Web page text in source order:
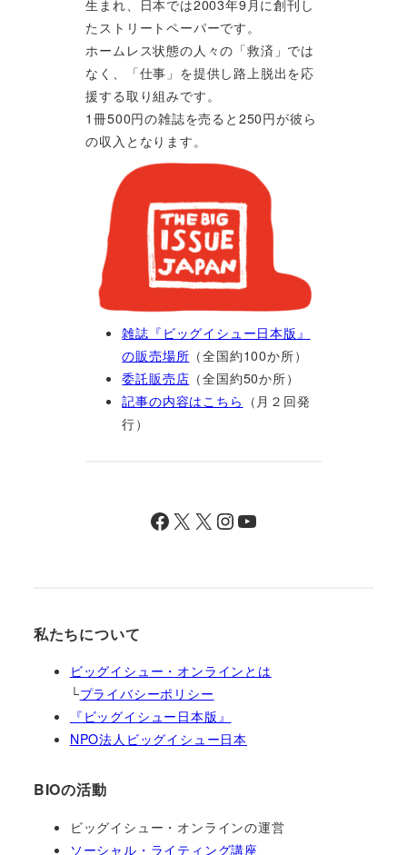
生まれ、日本では2003年9月に創刊し
たストリートペーパーです。
ホームレス状態の人々の「救済」では
なく、「仕事」を提供し路上脱出を応
援する取り組みです。
1冊500円の雑誌を売ると250円が彼ら
の収入となります。
雑誌『ビッグイシュー日本版』
の販売場所 （全国約100か所）
委託販売店 （全国約50か所）
記事の内容はこちら （月２回発
行）
Facebook X X InstagramYouTube
私たちについて
ビッグイシュー・オンラインとは
└プライバシーポリシー
『ビッグイシュー日本版』
NPO法人ビッグイシュー日本
BIOの活動
ビッグイシュー・オンラインの運営
ソーシャル・ライティング講座